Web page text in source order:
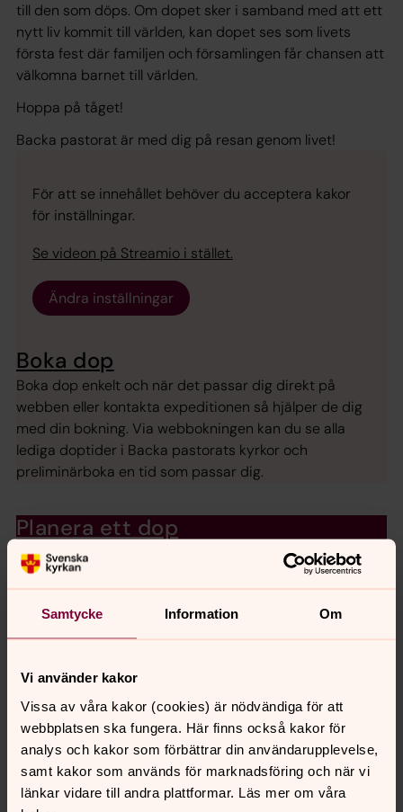
Samtycke Information Om
Vi använder kakor
Vissa av våra kakor (cookies) är nödvändiga för att
webbplatsen ska fungera. Här finns också kakor för
analys och kakor som förbättrar din användarupplevelse,
samt kakor som används för marknadsföring och när vi
länkar vidare till andra plattformar. Läs mer om våra
till den som döps. Om dopet sker i samband med att ett
nytt liv kommit till världen, kan dopet ses som livets
första fest där familjen och församlingen får chansen att
välkomna barnet till världen.
Hoppa på tåget!
Backa pastorat är med dig på resan genom livet!
För att se innehållet behöver du acceptera kakor
för inställningar.
Se videon på Streamio i stället.
Ändra inställningar
Boka dop
Boka dop enkelt och när det passar dig direkt på
webben eller kontakta expeditionen så hjälper de dig
med din bokning. Via webbokningen kan du se alla
lediga doptider i Backa pastorats kyrkor och
preliminärboka en tid som passar dig.
Planera ett dop
En del väljer ett dop med många gäster och en stor fest
efteråt. Andra väljer det enkla dopet. Vilket du än väljer
är dopet lika storslaget. På denna sida kan du läsa mer
om dopet och ta del av information som kan underlätta
planeringen.
Utforska kyrkorna i Backa pastorat
På denna sida kan du ta del av kort information och en
virtuell vandring av Backa pastorats sju kyrkor.
Att döpas som konfirmand